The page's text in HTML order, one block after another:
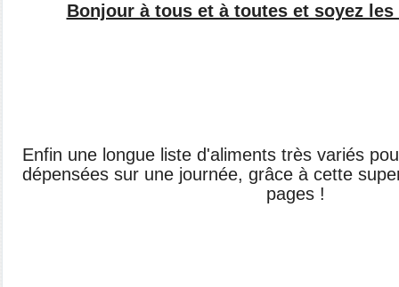
Bonjour à tous et à toutes et soyez les
Enfin une longue liste d'aliments très variés
dépensées sur une journée, grâce à cette
pages !